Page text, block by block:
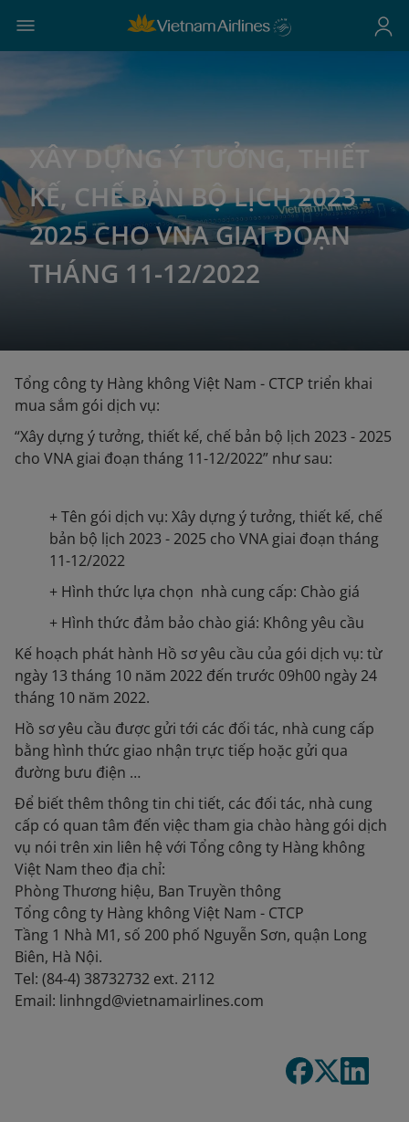
XÂY DỰNG Ý TƯỞNG, THIẾT
KẾ, CHẾ BẢN BỘ LỊCH 2023 -
2025 CHO VNA GIAI ĐOẠN
THÁNG 11-12/2022
Tổng công ty Hàng không Việt Nam - CTCP triển khai
mua sắm gói dịch vụ:
“Xây dựng ý tưởng, thiết kế, chế bản bộ lịch 2023 - 2025
cho VNA giai đoạn tháng 11-12/2022” như sau:
+ Tên gói dịch vụ: Xây dựng ý tưởng, thiết kế, chế
bản bộ lịch 2023 - 2025 cho VNA giai đoạn tháng
11-12/2022
+ Hình thức lựa chọn nhà cung cấp: Chào giá
+ Hình thức đảm bảo chào giá: Không yêu cầu
Kế hoạch phát hành Hồ sơ yêu cầu của gói dịch vụ: từ
ngày 13 tháng 10 năm 2022 đến trước 09h00 ngày 24
tháng 10 năm 2022.
Hồ sơ yêu cầu được gửi tới các đối tác, nhà cung cấp
bằng hình thức giao nhận trực tiếp hoặc gửi qua
đường bưu điện …
Để biết thêm thông tin chi tiết, các đối tác, nhà cung
cấp có quan tâm đến việc tham gia chào hàng gói dịch
vụ nói trên xin liên hệ với Tổng công ty Hàng không
Việt Nam theo địa chỉ:
Phòng Thương hiệu, Ban Truyền thông
Tổng công ty Hàng không Việt Nam - CTCP
Tầng 1 Nhà M1, số 200 phố Nguyễn Sơn, quận Long
Biên, Hà Nội.
Tel: (84-4) 38732732 ext. 2112
Email: linhngd@vietnamairlines.com